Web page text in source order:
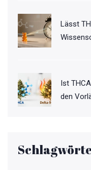
Lässt
Ist
den